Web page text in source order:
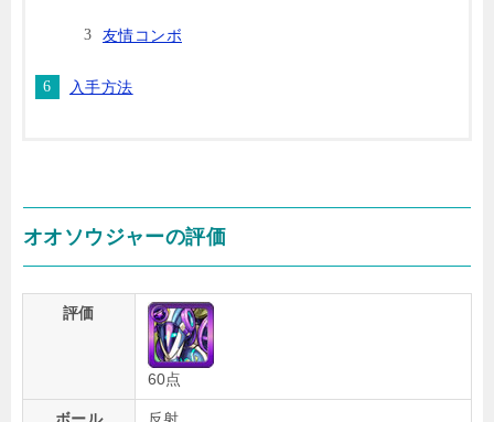
友情コンボ
入手方法
オオソウジャーの評価
評価
60点